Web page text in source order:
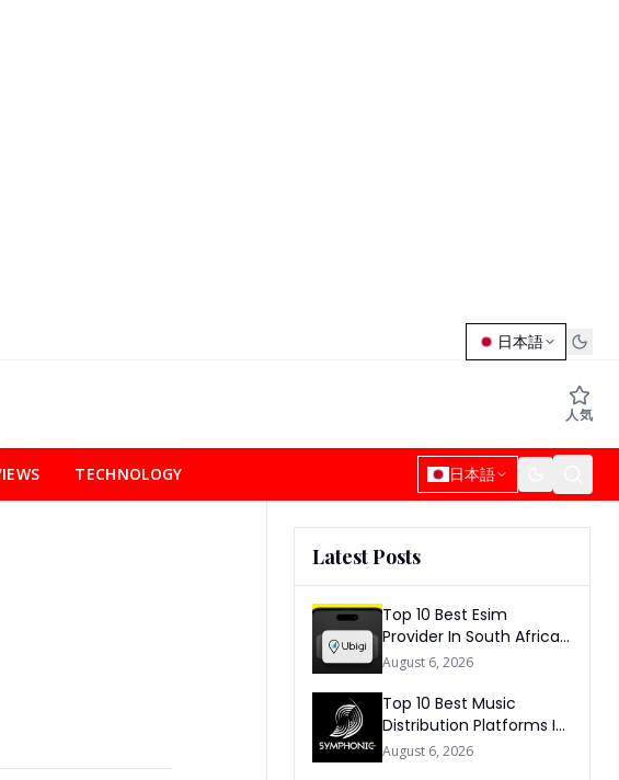
日本語
人気
TECHNOLOGY 日本語
Latest Posts
Top 10 Best Esim
Provider In South Africa
2026
August 6, 2026
Top 10 Best Music
Distribution Platforms In
The World 2026
August 6, 2026